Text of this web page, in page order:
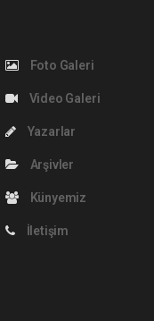
Foto Galeri
Video Galeri
Yazarlar
Arşivler
Künyemiz
İletişim